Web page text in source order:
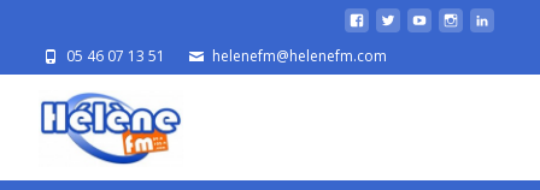
05 46 07 13 51 helenefm@helenefm.com